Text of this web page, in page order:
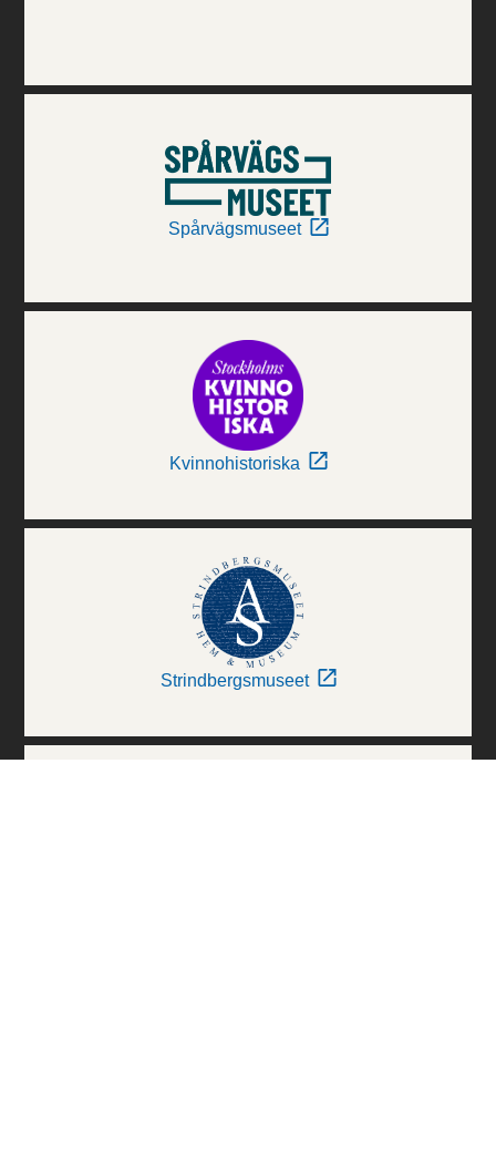
Spårvägsmuseet
Kvinnohistoriska
Strindbergsmuseet